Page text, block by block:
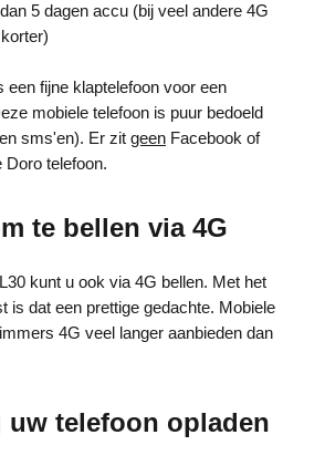
5 dagen accu (bij veel andere 4G
een fijne klaptelefoon voor een
mobiele telefoon is puur bedoeld
sms'en). Er zit geen Facebook of
Doro telefoon.
te bellen via 4G
kunt u ook via 4G bellen. Met het
is dat een prettige gedachte. Mobiele
4G veel langer aanbieden dan
uw telefoon opladen